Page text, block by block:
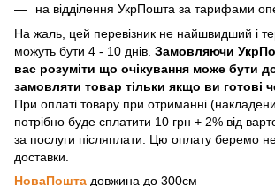
на відділення УкрПошта за тарифами
На жаль, цей перевізник не найшвидший і
можуть бути 4 - 10 днів. Замовляючи
вас розуміти що очікування може бути
замовляти товар тільки якщо ви готові
При оплаті товару при отриманні
потрібно буде сплатити 10 грн + 2% від
за послуги післяплати. Цю оплату беремо
доставки.
НоваПошта довжина до 300см